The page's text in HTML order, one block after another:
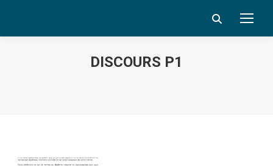
Search:
DISCOURS P1